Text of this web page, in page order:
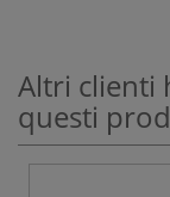
Altri clienti
questi